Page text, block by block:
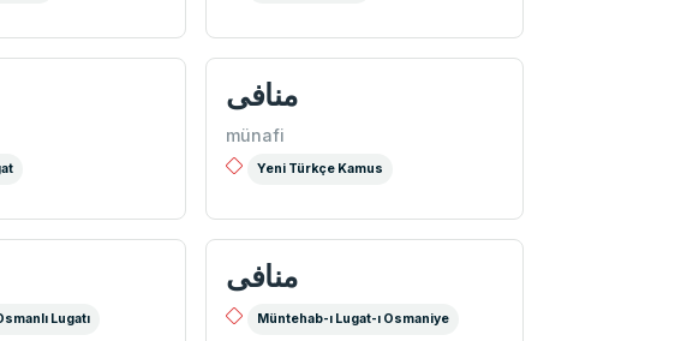
منافی
münafi
Yeni Türkçe Kamus
Lugatı
منافی
Müntehab-ı Lugat-ı Osmaniye